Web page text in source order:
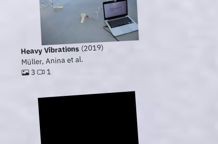
Heavy Vibrations (2019)
Müller, Anina et al.
3 1